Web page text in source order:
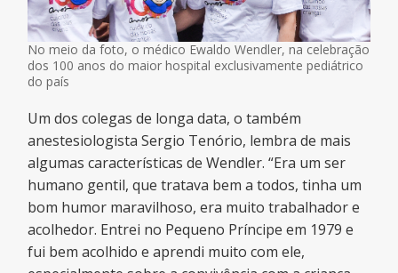
No meio da foto, o médico Ewaldo Wendler, na celebração
dos 100 anos do maior hospital exclusivamente pediátrico
do país
Um dos colegas de longa data, o também
anestesiologista Sergio Tenório, lembra de mais
algumas características de Wendler. “Era um ser
humano gentil, que tratava bem a todos, tinha um
bom humor maravilhoso, era muito trabalhador e
acolhedor. Entrei no Pequeno Príncipe em 1979 e
fui bem acolhido e aprendi muito com ele,